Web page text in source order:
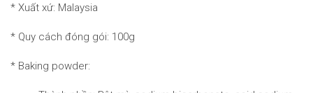
* Xuất xứ: Malaysia
* Quy cách đóng gói: 100g
* Baking powder: